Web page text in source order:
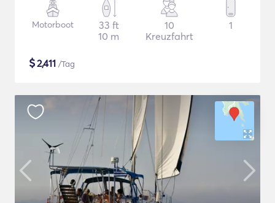
Motorboot
33 ft
10 m
10
Kreuzfahrt
1
$2,411 /Tag